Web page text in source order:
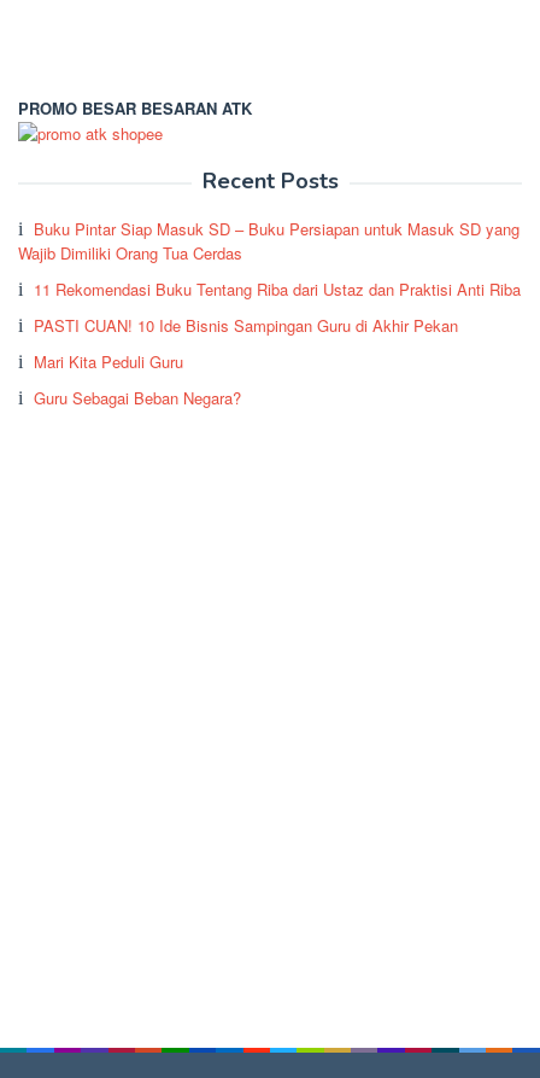
PROMO BESAR BESARAN ATK
Recent Posts
Buku Pintar Siap Masuk SD – Buku Persiapan untuk Masuk SD yang
Wajib Dimiliki Orang Tua Cerdas
11 Rekomendasi Buku Tentang Riba dari Ustaz dan Praktisi Anti Riba
PASTI CUAN! 10 Ide Bisnis Sampingan Guru di Akhir Pekan
Mari Kita Peduli Guru
Guru Sebagai Beban Negara?